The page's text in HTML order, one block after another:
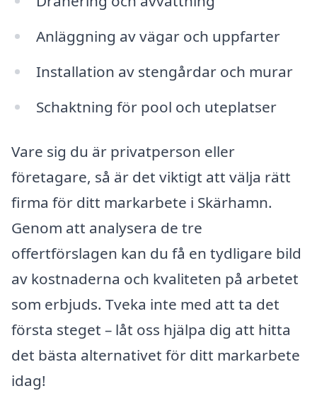
Anläggning av vägar och uppfarter
Installation av stengårdar och murar
Schaktning för pool och uteplatser
Vare sig du är privatperson eller
företagare, så är det viktigt att välja rätt
firma för ditt markarbete i Skärhamn.
Genom att analysera de tre
offertförslagen kan du få en tydligare bild
av kostnaderna och kvaliteten på arbetet
som erbjuds. Tveka inte med att ta det
första steget – låt oss hjälpa dig att hitta
det bästa alternativet för ditt markarbete
idag!